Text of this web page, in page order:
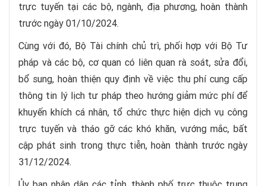
trực tuyến tại các bộ, ngành, địa phương, hoàn thành
trước ngày 01/10/2024.
Cùng với đó, Bộ Tài chính chủ trì, phối hợp với Bộ Tư
pháp và các bộ, cơ quan có liên quan rà soát, sửa đổi,
bổ sung, hoàn thiện quy định về việc thu phí cung cấp
thông tin lý lịch tư pháp theo hướng giảm mức phí để
khuyến khích cá nhân, tổ chức thực hiện dịch vụ công
trực tuyến và tháo gỡ các khó khăn, vướng mắc, bất
cập phát sinh trong thực tiễn, hoàn thành trước ngày
31/12/2024.